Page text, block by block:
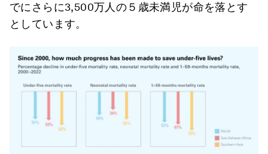
でにさらに3,500万人の５歳未満児が命を落とす
としています。